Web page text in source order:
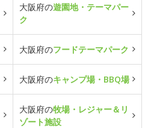
大阪府の遊園地・テーマパー
ク
大阪府のフードテーマパーク
大阪府のキャンプ場・BBQ場
大阪府の牧場・レジャー＆リ
ゾート施設